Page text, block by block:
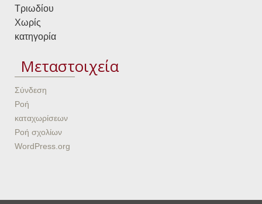
Τριωδίου
Χωρίς
κατηγορία
Μεταστοιχεία
Σύνδεση
Ροή
καταχωρίσεων
Ροή σχολίων
WordPress.org